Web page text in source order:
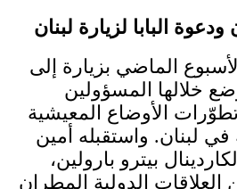
البابا لزيارة لبنان
الماضي بزيارة إلى
خلالها المسؤولين
الأوضاع المعيشية
في لبنان. واستقبله أمين
بيترو بارولين،
الدولية المطران